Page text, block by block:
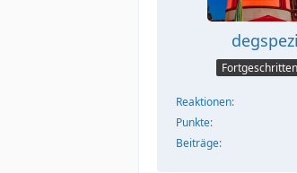
degspezi
Reaktionen
Punkte
Beiträge